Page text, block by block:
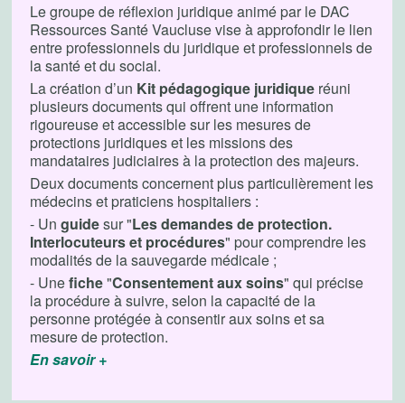
Le groupe de réflexion juridique animé par le DAC
Ressources Santé Vaucluse vise à approfondir le lien
entre professionnels du juridique et professionnels de
la santé et du social.
La création d’un Kit pédagogique juridique réuni
plusieurs documents qui offrent une information
rigoureuse et accessible sur les mesures de
protections juridiques et les missions des
mandataires judiciaires à la protection des majeurs.
Deux documents concernent plus particulièrement les
médecins et praticiens hospitaliers :
- Unguidesur "Les demandes de protection.
Interlocuteurs et procédures" pour comprendre les
modalités de la sauvegarde médicale ;
- Unefiche"Consentement aux soins" qui précise
la procédure à suivre, selon la capacité de la
personne protégée à consentir aux soins et sa
mesure de protection.
En savoir +